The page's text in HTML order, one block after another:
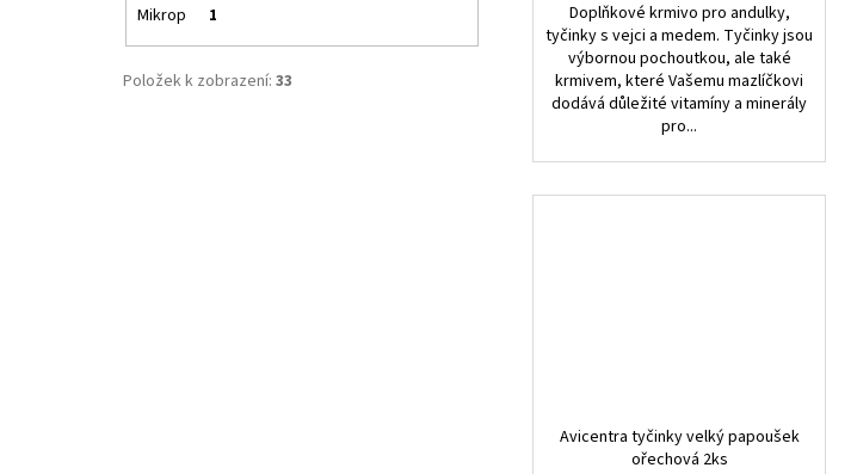
Mikrop 1
Položek k zobrazení: 33
Doplňkové krmivo pro andulky,
tyčinky s vejci a medem. Tyčinky jsou
výbornou pochoutkou, ale také
krmivem, které Vašemu mazlíčkovi
dodává důležité vitamíny a minerály
pro...
Avicentra tyčinky velký papoušek
ořechová 2ks